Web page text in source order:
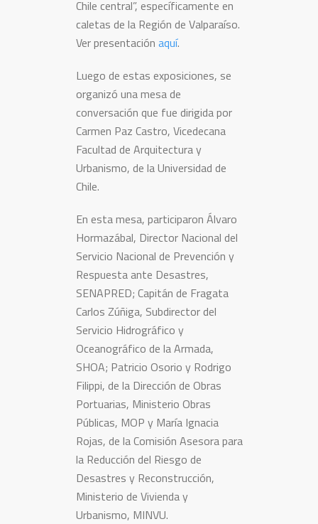
Chile central”, específicamente en
caletas de la Región de Valparaíso.
Ver presentación aquí.
Luego de estas exposiciones, se
organizó una mesa de
conversación que fue dirigida por
Carmen Paz Castro, Vicedecana
Facultad de Arquitectura y
Urbanismo, de la Universidad de
Chile.
En esta mesa, participaron Álvaro
Hormazábal, Director Nacional del
Servicio Nacional de Prevención y
Respuesta ante Desastres,
SENAPRED; Capitán de Fragata
Carlos Zúñiga, Subdirector del
Servicio Hidrográfico y
Oceanográfico de la Armada,
SHOA; Patricio Osorio y Rodrigo
Filippi, de la Dirección de Obras
Portuarias, Ministerio Obras
Públicas, MOP y María Ignacia
Rojas, de la Comisión Asesora para
la Reducción del Riesgo de
Desastres y Reconstrucción,
Ministerio de Vivienda y
Urbanismo, MINVU.